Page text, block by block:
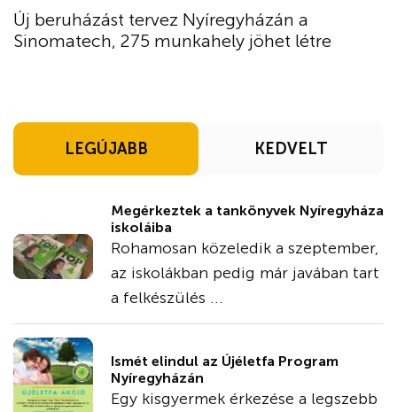
Új beruházást tervez Nyíregyházán a
Sinomatech, 275 munkahely jöhet létre
LEGÚJABB KEDVELT
Megérkeztek a tankönyvek Nyíregyháza
iskoláiba
Rohamosan közeledik a szeptember,
az iskolákban pedig már javában tart
a felkészülés ...
Ismét elindul az Újéletfa Program
Nyíregyházán
Egy kisgyermek érkezése a legszebb